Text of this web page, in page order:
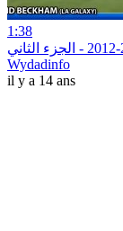
1:38
Wydadinfo
il y a 14 ans